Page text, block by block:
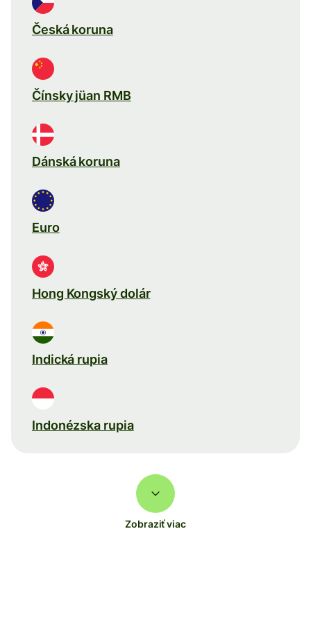
Česká koruna
Čínsky jüan RMB
Dánská koruna
Euro
Hong Kongský dolár
Indická rupia
Indonézska rupia
Zobraziť viac